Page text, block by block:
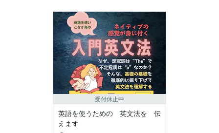
受付休止中
英語を使うための 英文法を 伝
えます